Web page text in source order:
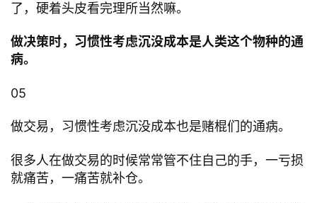
了，硬着头皮看完理所当然嘛。
做决策时，习惯性考虑沉没成本是人类这个物种的通
病。
05
做交易，习惯性考虑沉没成本也是赌棍们的通病。
很多人在做交易的时候常常管不住自己的手，一亏损
就痛苦，一痛苦就补仓。